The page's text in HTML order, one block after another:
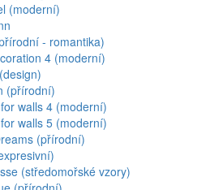
(moderní)
- romantika)
4 (moderní)
(přírodní)
walls 4 (moderní)
walls 5 (moderní)
(přírodní)
(středomořské vzory)